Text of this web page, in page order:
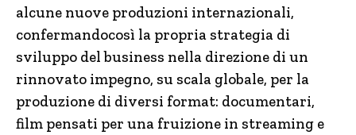
alcune nuove produzioni internazionali,
confermandocosì la propria strategia di
sviluppo del business nella direzione di un
rinnovato impegno, su scala globale, per la
produzione di diversi format: documentari,
film pensati per una fruizione in streaming e